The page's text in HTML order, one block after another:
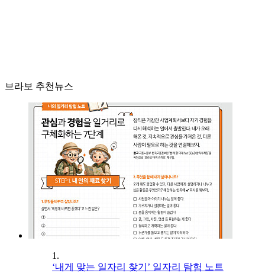
브라보 추천뉴스
1.
‘내게 맞는 일자리 찾기’ 일자리 탐험 노트